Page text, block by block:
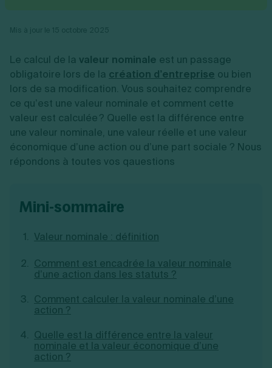
Transport
Autres
Ressources
Simulateur de choix de forme juridique
Calcul de charges sociales
Estimation du coût de création
Calcul d'éligibilité à l'ACRE
Création d'entreprise
Gérer son entreprise
Gestion comptable
Approbation des comptes
Dépôt de marque
Recherche d'antériorité
Protection des créations
Confidentialité de l'adresse du dirigeant
Fermer son entreprise
Mise en sommeil
Dépôt de bilan
Conseil/finance
Vente en ligne
Services aux entreprises
Construction/travaux
Restauration
Commerce
Transport
Autres
Par fonctionnalité
Logiciel de comptabilité
Gestion de la trésorerie
Par besoin
Je suis autonome
Je souhaite être accompagné
Découvrez notre cabinet d'expertise
comptable LS Compta
Fiches SCI
Fiches auto-entrepreneur
Fiches association
Toutes les fiches sur la création
Autres démarches
Gestion d’entreprise
Fermeture d’entreprise
Exercice d’un métier
Sélection de fiches pratiques
Ouvrir sa société
Création d'entreprise
Création de micro-entreprise
Devenir auto entrepreneur
Création de SASU
Création de SARL
Création de SCI
Création d'association
Aides à la création d’entreprise
Le calcul de la valeur nominale est un passage
obligatoire lors de la création d’entreprise ou bien
lors de sa modification. Vous souhaitez comprendre
ce qu’est une valeur nominale et comment cette
valeur est calculée ? Quelle est la différence entre
une valeur nominale, une valeur réelle et une valeur
économique d’une action ou d’une part sociale ? Nous
répondons à toutes vos qauestions
mini-sommaire
Valeur nominale : définition
Comment est encadrée la valeur nominale
d’une action dans les statuts ?
Comment calculer la valeur nominale d’une
action ?
Quelle est la différence entre la valeur
nominale et la valeur économique d’une
action ?